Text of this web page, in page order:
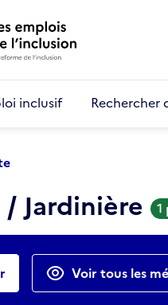
inclusif Rechercher
Jardinière 1
Voir tous les